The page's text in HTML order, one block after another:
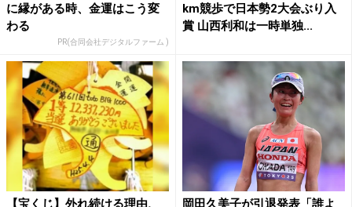
に縁がある時、金運はこう変
わる
PR(合同会社デジタルファーム )
km競歩で日本勢2大会ぶり入
賞 山西利和は一時単独...
【宝くじ】外れ続ける理由、
岡田久美子が引退発表「誰よ